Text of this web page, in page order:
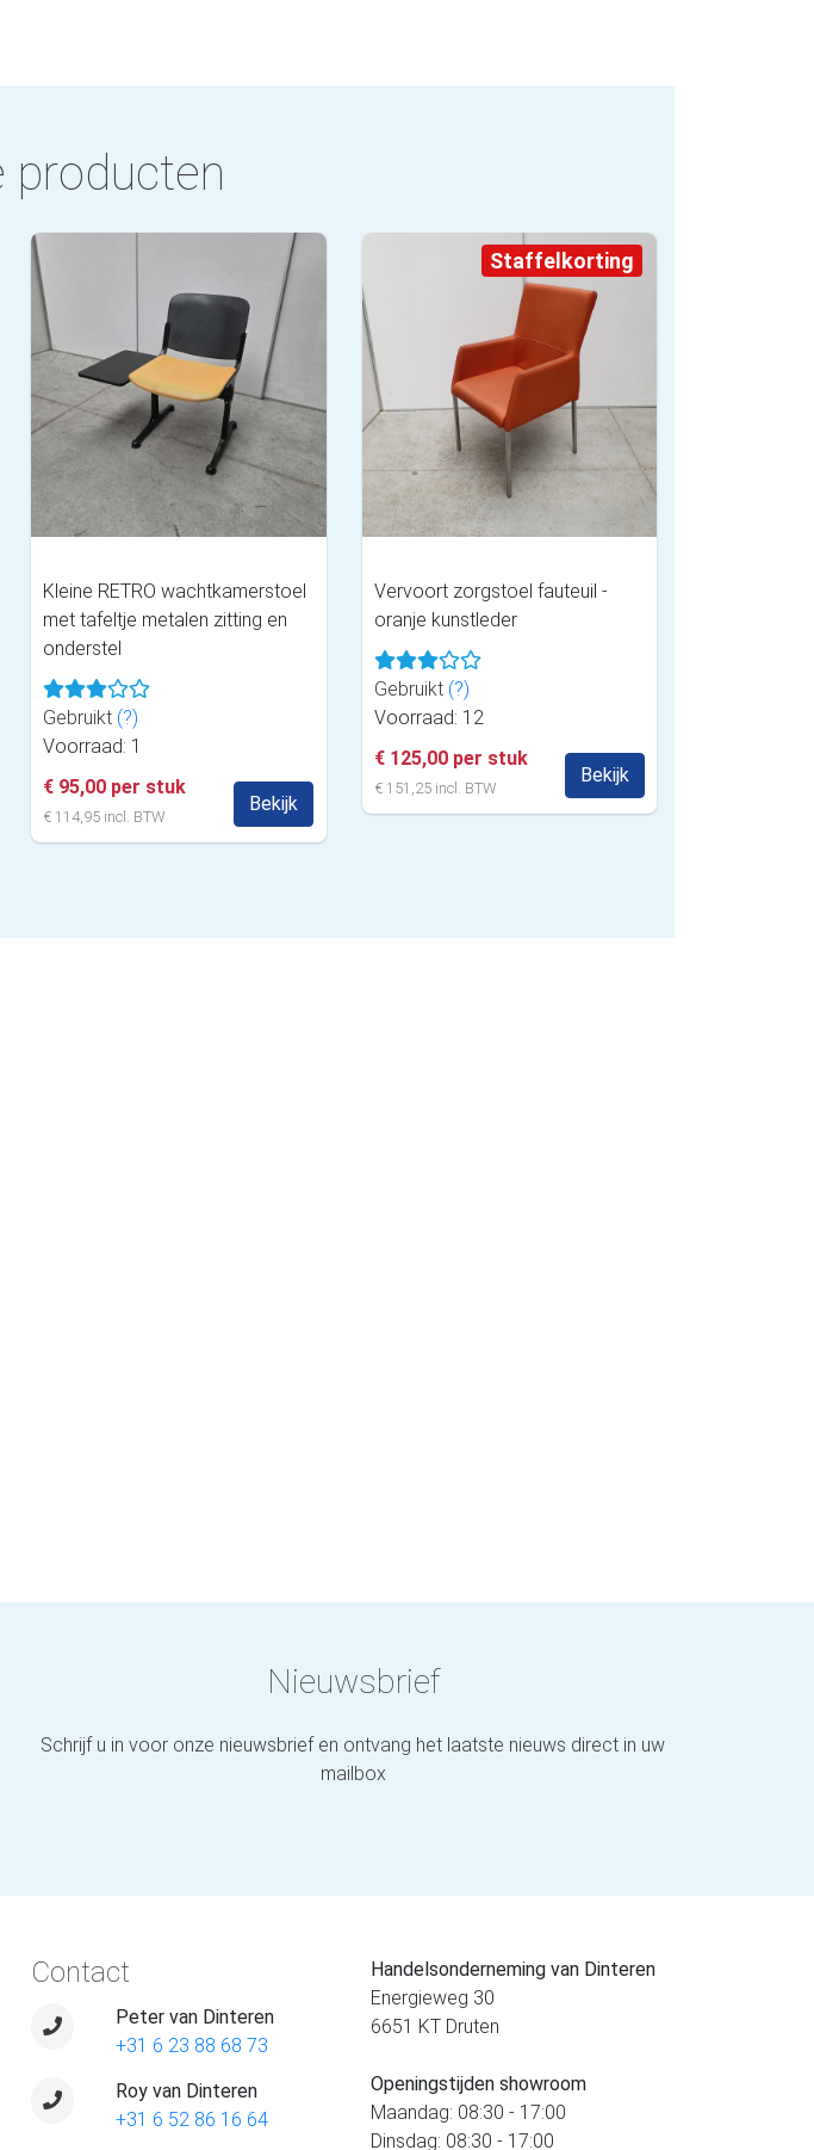
producten
Kleine RETRO wachtkamerstoel
met tafeltje metalen zitting en
onderstel
Gebruikt (?)
Voorraad: 1
€ 95,00 per stuk
€ 114,95 incl. BTW
Bekijk
Staffelkorting
Vervoort zorgstoel fauteuil -
oranje kunstleder
Gebruikt (?)
Voorraad: 12
€ 125,00 per stuk
€ 151,25 incl. BTW
Bekijk
Nieuwsbrief
Schrijf u in voor onze nieuwsbrief en ontvang het laatste nieuws direct in uw
mailbox
Contact
Peter van Dinteren
+31 6 23 88 68 73
Roy van Dinteren
+31 6 52 86 16 64
Handelsonderneming van Dinteren
Energieweg 30
6651 KT Druten
Openingstijden showroom
Maandag: 08:30 - 17:00
Dinsdag: 08:30 - 17:00